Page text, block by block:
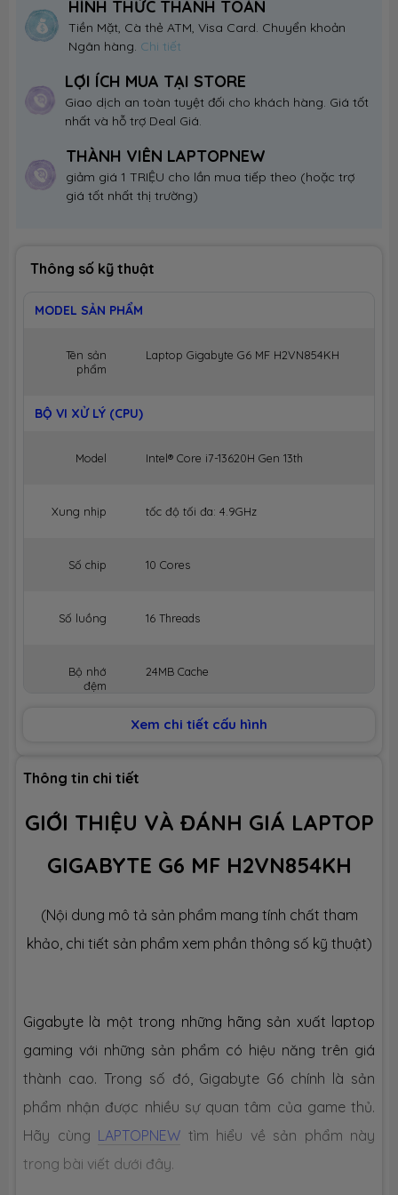
HÌNH THỨC THANH TOÁN
Tiền Mặt, Cà thẻ ATM, Visa Card. Chuyển khoản
Ngân hàng. Chi tiết
LỢI ÍCH MUA TẠI STORE
Giao dịch an toàn tuyệt đối cho khách hàng. Giá tốt
nhất và hỗ trợ Deal Giá.
THÀNH VIÊN LAPTOPNEW
giảm giá 1 TRIỆU cho lần mua tiếp theo (hoặc trợ
giá tốt nhất thị trường)
Thông số kỹ thuật
MODEL SẢN PHẨM
Tên sản
phẩm
Laptop Gigabyte G6 MF H2VN854KH
BỘ VI XỬ LÝ (CPU)
Model Intel® Core i7-13620H Gen 13th
Xung nhịp tốc độ tối đa: 4.9GHz
Số chip 10 Cores
Số luồng 16 Threads
Bộ nhớ
đệm
24MB Cache
BỘ NHỚ MÁY (RAM)
Dung lượng
Công nghệ DDR5 4800MHz
Ổ CỨNG LƯU TRỮ (SSD)
Công nghệ PCIe Gen4
Số slot 2 slot
VGA tích
Intel® Iris Xe Graphics
Xem chi tiết cấu hình
Thông tin chi tiết
GIỚI THIỆU VÀ ĐÁNH GIÁ LAPTOP
GIGABYTE G6 MF H2VN854KH
(Nội dung mô tả sản phẩm mang tính chất tham
khảo, chi tiết sản phẩm xem phần thông số kỹ thuật)
Gigabyte là một trong những hãng sản xuất laptop
gaming với những sản phẩm có hiệu năng trên giá
thành cao. Trong số đó, Gigabyte G6 chính là sản
phẩm nhận được nhiều sự quan tâm của game thủ.
Hãy cùng LAPTOPNEW tìm hiểu về sản phẩm này
trong bài viết dưới đây.